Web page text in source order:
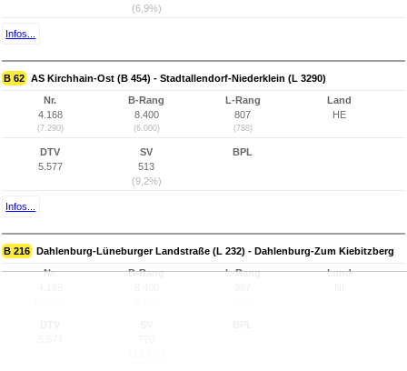
(6,9%)
Infos...
B 62 AS Kirchhain-Ost (B 454) - Stadtallendorf-Niederklein (L 3290)
Nr.
4.168
(7.290)
B-Rang
8.400
(6.000)
L-Rang
807
(788)
Land
HE
DTV
5.577
SV
513
(9,2%)
BPL
Infos...
B 216 Dahlenburg-Lüneburger Landstraße (L 232) - Dahlenburg-Zum Kiebitzberg
Nr.
B-Rang
L-Rang
Land